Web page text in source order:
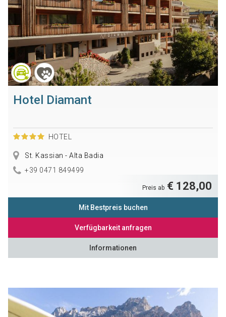
Hotel Diamant
HOTEL
St. Kassian - Alta Badia
+39 0471 849499
Preis ab € 128,00
Mit Bestpreis buchen
Verfügbarkeit anfragen
Informationen